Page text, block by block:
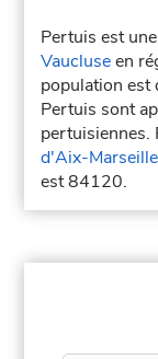
Pertuis est
Vaucluseen
population est
Pertuis sont
pertuisiennes.
d'Aix-
est 84120.